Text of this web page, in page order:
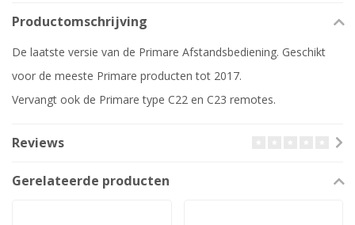
Productomschrijving
De laatste versie van de Primare Afstandsbediening. Geschikt
voor de meeste Primare producten tot 2017.
Vervangt ook de Primare type C22 en C23 remotes.
Reviews
Gerelateerde producten